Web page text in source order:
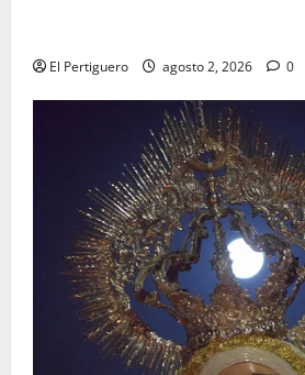
El Pertiguero agosto 2, 2026 0